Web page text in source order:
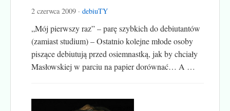
2 czerwca 2009 · debiuTY
„Mój pierwszy raz” – parę szybkich do debiutantów
(zamiast studium) – Ostatnio kolejne młode osoby
piszące debiutują przed osiemnastką, jak by chciały
Masłowskiej w parciu na papier dorównać… A …